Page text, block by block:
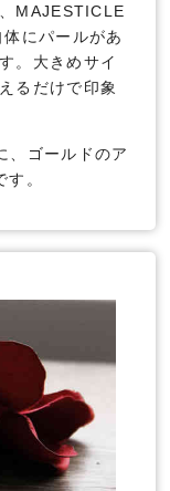
MAJESTICLE
にパールがあ
。大きめサイ
るだけで印象
、ゴールドのア
。